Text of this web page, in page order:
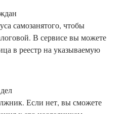
самозанятого, чтобы
В сервисе вы можете
в реестр на указываемую
Если нет, вы сможете